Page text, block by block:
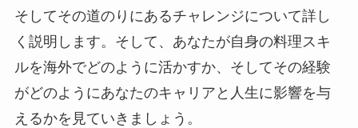
そしてその道のりにあるチャレンジについて詳し
く説明します。そして、あなたが自身の料理スキ
ルを海外でどのように活かすか、そしてその経験
がどのようにあなたのキャリアと人生に影響を与
えるかを見ていきましょう。